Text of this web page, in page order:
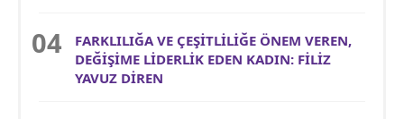
FARKLILIĞA VE ÇEŞİTLİLİĞE ÖNEM VEREN,
DEĞİŞİME LİDERLİK EDEN KADIN: FİLİZ
YAVUZ DİREN